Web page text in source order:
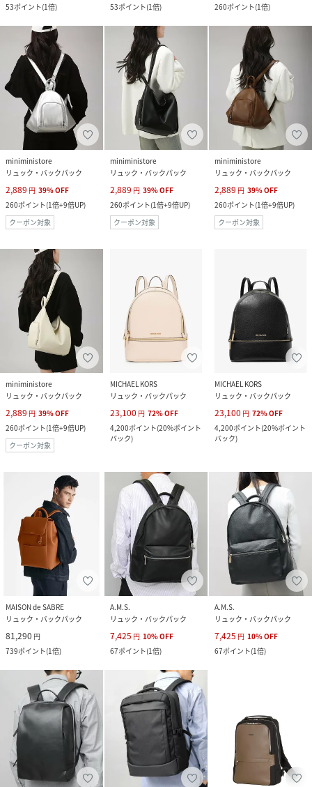
53ポイント(1倍)
53ポイント(1倍)
260ポイント(1倍)
miniministore
リュック・バックパック
2,889 円 39%OFF
260ポイント(1倍+9倍UP)
クーポン対象
miniministore
リュック・バックパック
2,889 円 39%OFF
260ポイント(1倍+9倍UP)
クーポン対象
miniministore
リュック・バックパック
2,889 円 39%OFF
260ポイント(1倍+9倍UP)
クーポン対象
miniministore
リュック・バックパック
2,889 円 39%OFF
260ポイント(1倍+9倍UP)
クーポン対象
MICHAEL KORS
リュック・バックパック
23,100 円 72%OFF
4,200ポイント(20%ポイント
バック)
MICHAEL KORS
リュック・バックパック
23,100 円 72%OFF
4,200ポイント(20%ポイント
バック)
MAISON de SABRE
リュック・バックパック
81,290 円
739ポイント(1倍)
A.M.S.
リュック・バックパック
7,425 円 10%OFF
67ポイント(1倍)
A.M.S.
リュック・バックパック
7,425 円 10%OFF
67ポイント(1倍)